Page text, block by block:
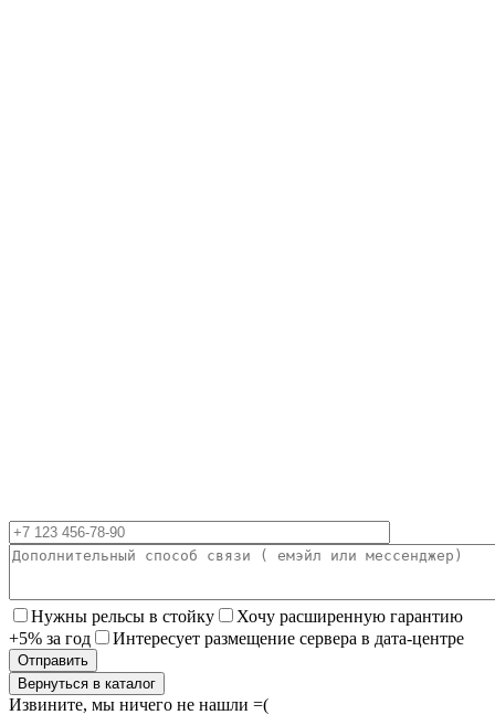
Нужны рельсы в стойку
Хочу расширенную гарантию
+5% за год
Интересует размещение сервера в дата-центре
Вернуться в каталог
Извините, мы ничего не нашли =(